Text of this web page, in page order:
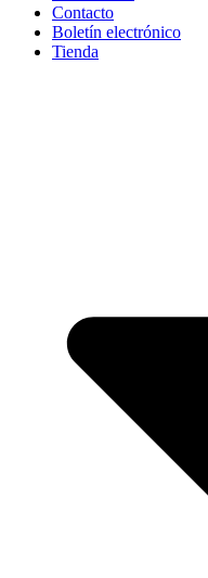
Contacto
Boletín electrónico
Tienda